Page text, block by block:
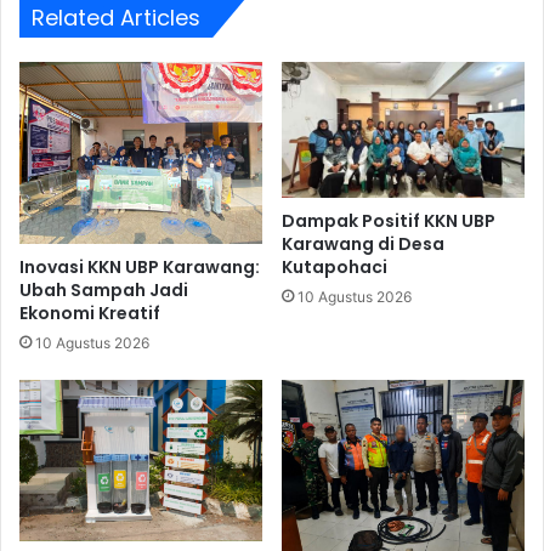
Related Articles
Inovasi KKN UBP Karawang:
Ubah Sampah Jadi
Ekonomi Kreatif
10 Agustus 2026
Dampak Positif KKN UBP
Karawang di Desa
Kutapohaci
10 Agustus 2026